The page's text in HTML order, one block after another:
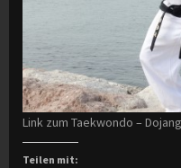
Link zum Taekwondo – Dojang
Teilen mit: